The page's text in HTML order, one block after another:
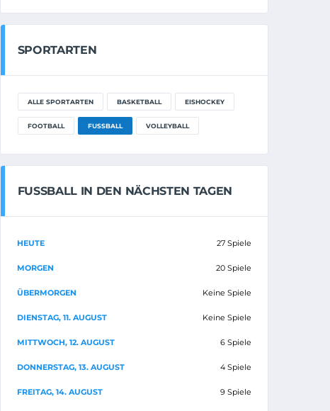
SPORTARTEN
ALLE SPORTARTEN BASKETBALL EISHOCKEY
FOOTBALL FUSSBALL VOLLEYBALL
FUSSBALL IN DEN NÄCHSTEN TAGEN
HEUTE 27 Spiele
MORGEN 20 Spiele
ÜBERMORGEN Keine Spiele
DIENSTAG, 11. AUGUST Keine Spiele
MITTWOCH, 12. AUGUST 6 Spiele
DONNERSTAG, 13. AUGUST 4 Spiele
FREITAG, 14. AUGUST 9 Spiele